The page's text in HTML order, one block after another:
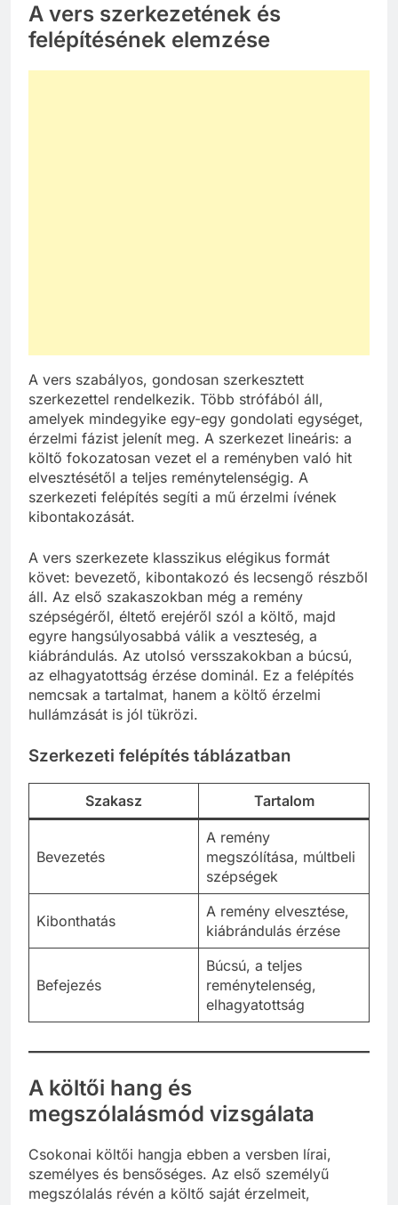
A vers szerkezetének és
felépítésének elemzése
A vers szabályos, gondosan szerkesztett
szerkezettel rendelkezik. Több strófából áll,
amelyek mindegyike egy-egy gondolati egységet,
érzelmi fázist jelenít meg. A szerkezet lineáris: a
költő fokozatosan vezet el a reményben való hit
elvesztésétől a teljes reménytelenségig. A
szerkezeti felépítés segíti a mű érzelmi ívének
kibontakozását.
A vers szerkezete klasszikus elégikus formát
követ: bevezető, kibontakozó és lecsengő részből
áll. Az első szakaszokban még a remény
szépségéről, éltető erejéről szól a költő, majd
egyre hangsúlyosabbá válik a veszteség, a
kiábrándulás. Az utolsó versszakokban a búcsú,
az elhagyatottság érzése dominál. Ez a felépítés
nemcsak a tartalmat, hanem a költő érzelmi
hullámzását is jól tükrözi.
Szerkezeti felépítés táblázatban
Szakasz Tartalom
Bevezetés
A remény
megszólítása, múltbeli
szépségek
Kibonthatás
A remény elvesztése,
kiábrándulás érzése
Befejezés
Búcsú, a teljes
reménytelenség,
elhagyatottság
A költői hang és
megszólalásmód vizsgálata
Csokonai költői hangja ebben a versben lírai,
személyes és bensőséges. Az első személyű
megszólalás révén a költő saját érzelmeit,